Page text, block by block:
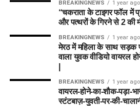
BREAKINGNEWS 1 year ago
“चकराता के टाइगर फॉल में
और पत्थरों के गिरने से 2 की
BREAKINGNEWS 1 year ago
मेरठ में महिला के साथ सड़क
वाला युवक वीडियो वायरल
BREAKINGNEWS 1 year ago
वायरल-होने-का-शौक-पड़ा-
स्टंटबाज़-युवती-पर-की-